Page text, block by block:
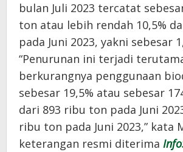
bulan Juli 2023 tercatat
ton atau lebih rendah 10,5%
pada Juni 2023, yakni sebesar
“Penurunan ini terjadi
berkurangnya penggunaan
sebesar 19,5% atau sebesar
dari 893 ribu ton pada Juni
ribu ton pada Juni 2023,” kata
keterangan resmi diterima